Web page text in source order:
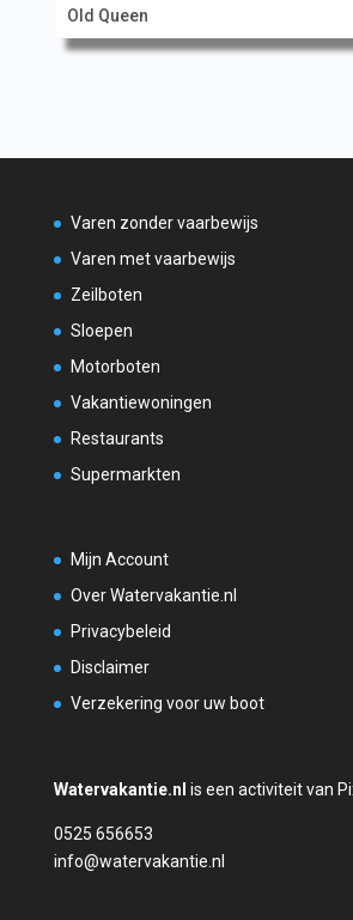
Old Queen
Varen zonder vaarbewijs
Varen met vaarbewijs
Zeilboten
Sloepen
Motorboten
Vakantiewoningen
Restaurants
Supermarkten
Mijn Account
Over Watervakantie.nl
Privacybeleid
Disclaimer
Verzekering voor uw boot
Watervakantie.nl is een activiteit van
0525 656653
info@watervakantie.nl